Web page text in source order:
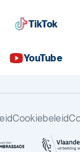
TikTok
YouTube
Cookiebeleid